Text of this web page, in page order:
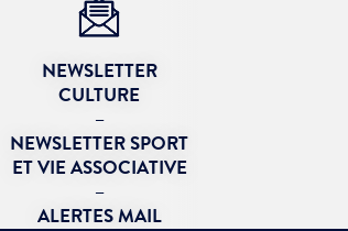
NEWSLETTER
CULTURE
–
NEWSLETTER SPORT
ET VIE ASSOCIATIVE
–
ALERTES MAIL